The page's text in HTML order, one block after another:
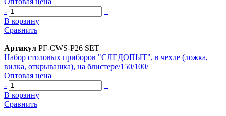
-
+
В корзину
Сравнить
Артикул PF-CWS-P26 SET
Набор столовых приборов "СЛЕДОПЫТ", в чехле (ложка,
вилка, открывашка), на блистере/150/100/
Оптовая цена
-
+
В корзину
Сравнить